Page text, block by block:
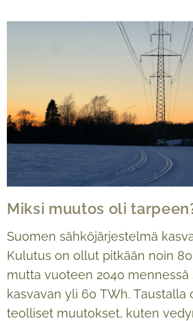
Miksi muutos oli
Suomen sähköjärjestelmä
Kulutus on ollut pitkään noin
mutta vuoteen 2040 mennessä
kasvavan yli 60 TWh. Taustalla
teolliset muutokset, kuten